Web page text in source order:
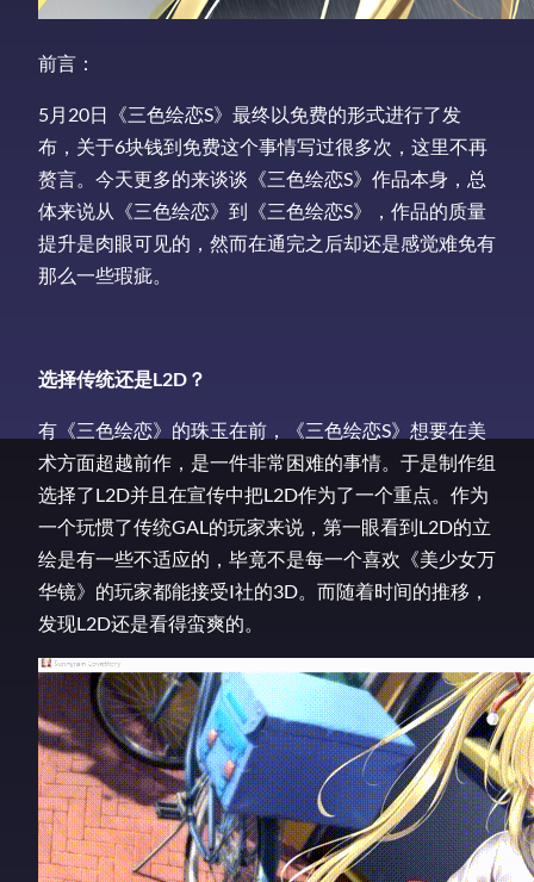
前言：
5月20日《三色绘恋S》最终以免费的形式进行了发
布，关于6块钱到免费这个事情写过很多次，这里不再
赘言。今天更多的来谈谈《三色绘恋S》作品本身，总
体来说从《三色绘恋》到《三色绘恋S》，作品的质量
提升是肉眼可见的，然而在通完之后却还是感觉难免有
那么一些瑕疵。
选择传统还是L2D？
有《三色绘恋》的珠玉在前，《三色绘恋S》想要在美
术方面超越前作，是一件非常困难的事情。于是制作组
选择了L2D并且在宣传中把L2D作为了一个重点。作为
一个玩惯了传统GAL的玩家来说，第一眼看到L2D的立
绘是有一些不适应的，毕竟不是每一个喜欢《美少女万
华镜》的玩家都能接受I社的3D。而随着时间的推移，
发现L2D还是看得蛮爽的。